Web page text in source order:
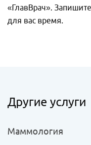
«ГлавВрач».
для вас время.
Другие услуги
Маммология